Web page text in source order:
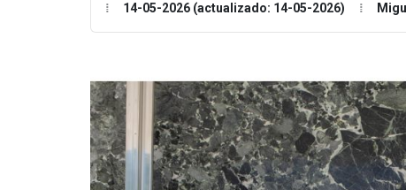
14-05-2026 (actualizado: 14-05-2026)